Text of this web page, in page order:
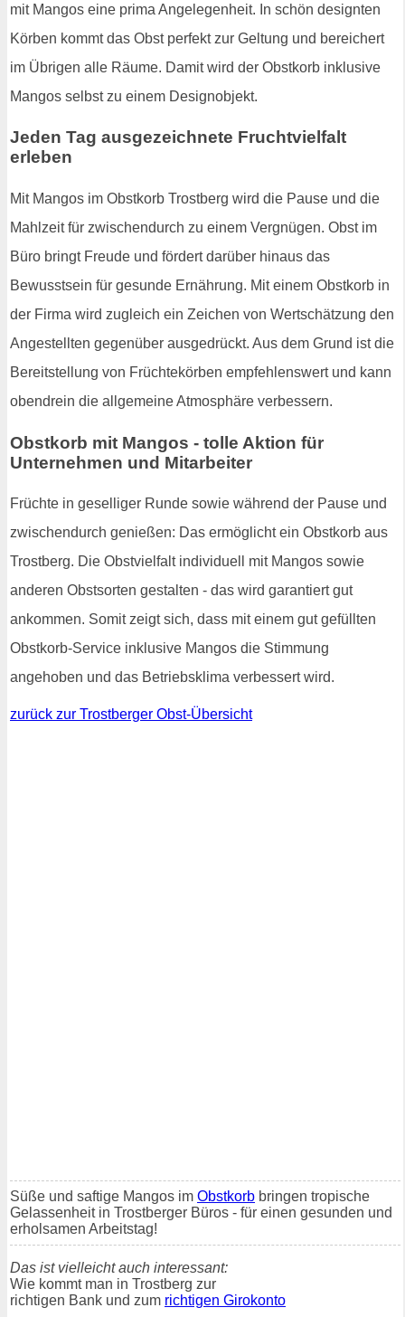
mit Mangos eine prima Angelegenheit. In schön designten
Körben kommt das Obst perfekt zur Geltung und bereichert
im Übrigen alle Räume. Damit wird der Obstkorb inklusive
Mangos selbst zu einem Designobjekt.
Jeden Tag ausgezeichnete Fruchtvielfalt
erleben
Mit Mangos im Obstkorb Trostberg wird die Pause und die
Mahlzeit für zwischendurch zu einem Vergnügen. Obst im
Büro bringt Freude und fördert darüber hinaus das
Bewusstsein für gesunde Ernährung. Mit einem Obstkorb in
der Firma wird zugleich ein Zeichen von Wertschätzung den
Angestellten gegenüber ausgedrückt. Aus dem Grund ist die
Bereitstellung von Früchtekörben empfehlenswert und kann
obendrein die allgemeine Atmosphäre verbessern.
Obstkorb mit Mangos - tolle Aktion für
Unternehmen und Mitarbeiter
Früchte in geselliger Runde sowie während der Pause und
zwischendurch genießen: Das ermöglicht ein Obstkorb aus
Trostberg. Die Obstvielfalt individuell mit Mangos sowie
anderen Obstsorten gestalten - das wird garantiert gut
ankommen. Somit zeigt sich, dass mit einem gut gefüllten
Obstkorb-Service inklusive Mangos die Stimmung
angehoben und das Betriebsklima verbessert wird.
zurück zur Trostberger Obst-Übersicht
Süße und saftige Mangos im Obstkorb bringen tropische
Gelassenheit in Trostberger Büros - für einen gesunden und
erholsamen Arbeitstag!
Das ist vielleicht auch interessant:
Wie kommt man in Trostberg zur
richtigen Bank und zum richtigen Girokonto